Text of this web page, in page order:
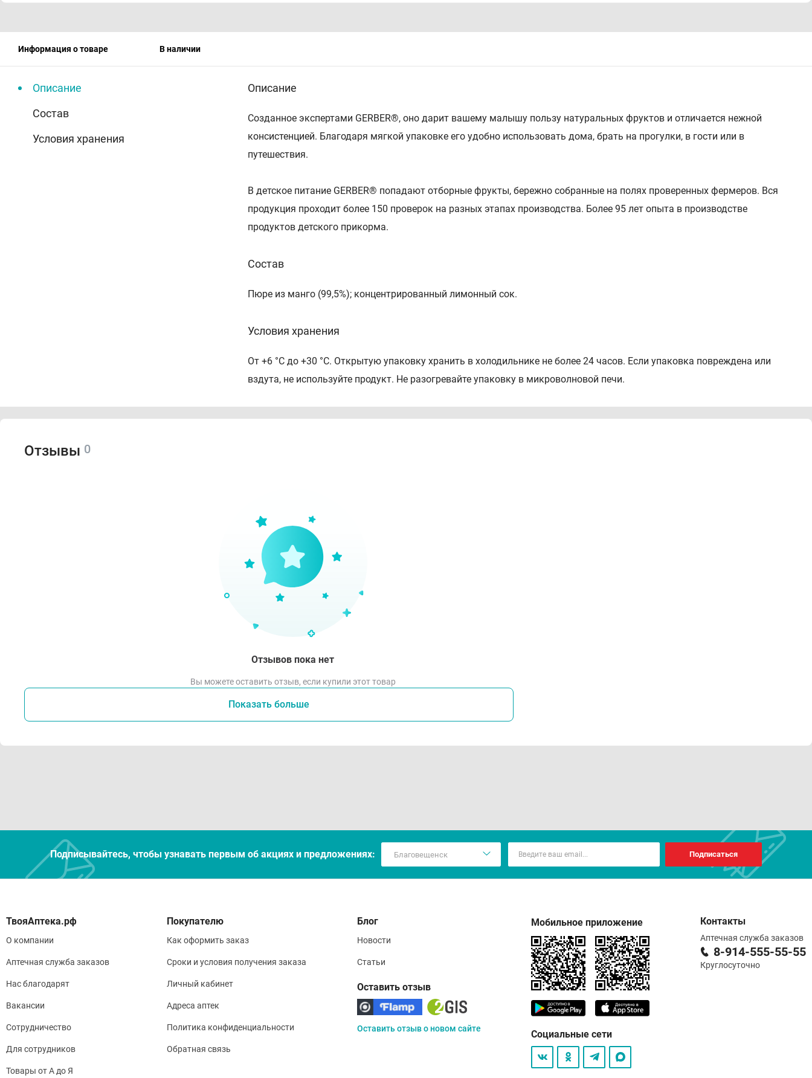
Информация о товаре В наличии
Описание
Состав
Условия хранения
Описание
Созданное экспертами GERBER®, оно дарит вашему малышу пользу натуральных фруктов и отличается нежной
консистенцией. Благодаря мягкой упаковке его удобно использовать дома, брать на прогулки, в гости или в
путешествия.
В детское питание GERBER® попадают отборные фрукты, бережно собранные на полях проверенных фермеров. Вся
продукция проходит более 150 проверок на разных этапах производства. Более 95 лет опыта в производстве
продуктов детского прикорма.
Состав
Пюре из манго (99,5%); концентрированный лимонный сок.
Условия хранения
От +6 °С до +30 °С. Открытую упаковку хранить в холодильнике не более 24 часов. Если упаковка повреждена или
вздута, не используйте продукт. Не разогревайте упаковку в микроволновой печи.
Отзывы 0
Отзывов пока нет
Вы можете оставить отзыв, если купили этот товар
Показать больше
Подписывайтесь, чтобы узнавать первым об акцияx и предложениях: Подписаться
О компании
Аптечная служба заказов
Нас благодарят
Вакансии
Сотрудничество
Для сотрудников
Товары от А до Я
Покупателю
Как оформить заказ
Сроки и условия получения заказа
Личный кабинет
Адреса аптек
Политика конфиденциальности
Обратная связь
Блог
Новости
Статьи
Оставить отзыв
Оставить отзыв о новом сайте
Мобильное приложение
Социальные сети
Контакты
Аптечная служба заказов
8-914-555-55-55
Круглосуточно